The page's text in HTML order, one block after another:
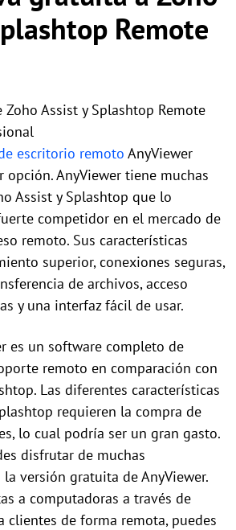
Remote
Zoho Assist y Splashtop Remote
escritorio remoto AnyViewer
opción. AnyViewer tiene muchas
Assist y Splashtop que lo
competidor en el mercado de
remoto. Sus características
superior, conexiones seguras,
de archivos, acceso
y una interfaz fácil de usar.
es un software completo de
remoto en comparación con
Las diferentes características
requieren la compra de
lo cual podría ser un gran gasto.
disfrutar de muchas
versión gratuita de AnyViewer.
a computadoras a través de
clientes de forma remota, puedes